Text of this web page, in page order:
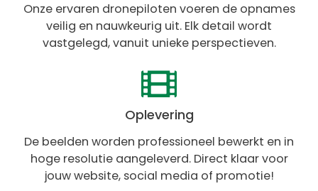
Onze ervaren dronepiloten voeren de opnames
veilig en nauwkeurig uit. Elk detail wordt
vastgelegd, vanuit unieke perspectieven.
Oplevering
De beelden worden professioneel bewerkt en in
hoge resolutie aangeleverd. Direct klaar voor
jouw website, social media of promotie!